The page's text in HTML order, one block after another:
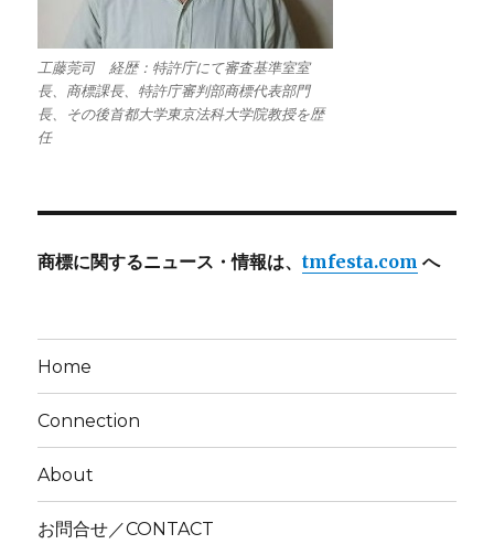
工藤莞司 経歴：特許庁にて審査基準室室
長、商標課長、特許庁審判部商標代表部門
長、その後首都大学東京法科大学院教授を歴
任
商標に関するニュース・情報は、tmfesta.com へ
Home
Connection
About
お問合せ／CONTACT